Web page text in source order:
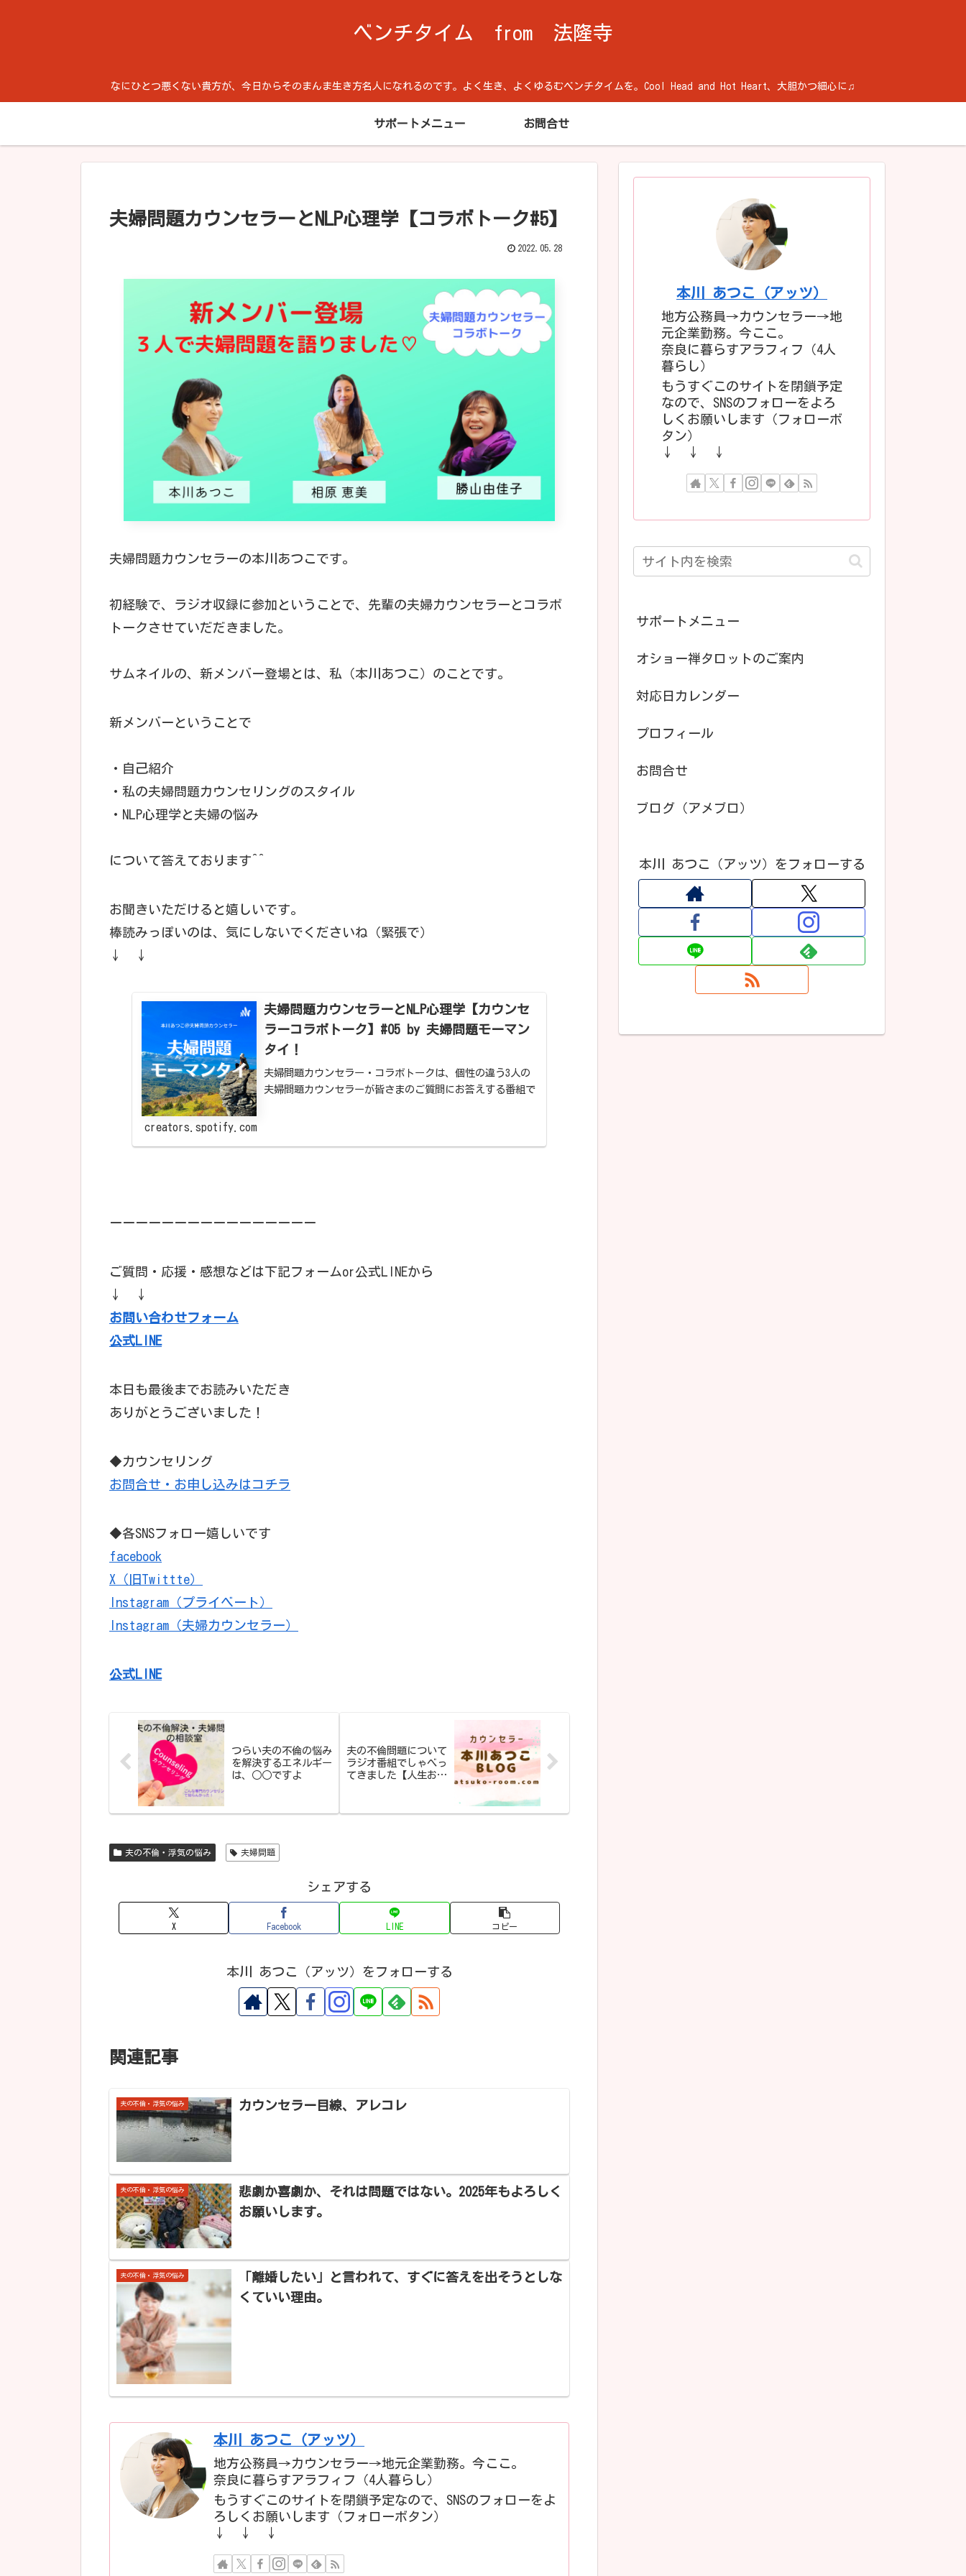
ベンチタイム from 法隆寺
なにひとつ悪くない貴方が、今日からそのまんま生き方名人になれるのです。よく生き、よくゆるむベンチタイムを。Cool Head and Hot Heart、大胆かつ細心に♫
サポートメニュー お問合せ
夫婦問題カウンセラーとNLP心理学【コラボトーク#5】
2022.05.28
夫婦問題カウンセラーの本川あつこです。
初経験で、ラジオ収録に参加ということで、先輩の夫婦カウンセラーとコラボ
トークさせていだだきました。
サムネイルの、新メンバー登場とは、私（本川あつこ）のことです。
新メンバーということで
・自己紹介
・私の夫婦問題カウンセリングのスタイル
・NLP心理学と夫婦の悩み
について答えております^^
お聞きいただけると嬉しいです。
棒読みっぽいのは、気にしないでくださいね（緊張で）
↓ ↓
夫婦問題カウンセラーとNLP心理学【カウンセ
ラーコラボトーク】#05 by 夫婦問題モーマン
タイ！
夫婦問題カウンセラー・コラボトークは、個性の違う3人の
夫婦問題カウンセラーが皆さまのご質問にお答えする番組で
creators.spotify.com
ーーーーーーーーーーーーーーーー
ご質問・応援・感想などは下記フォームor公式LINEから
↓ ↓
お問い合わせフォーム
公式LINE
本日も最後までお読みいただき
ありがとうございました！
◆カウンセリング
お問合せ・お申し込みはコチラ
◆各SNSフォロー嬉しいです
facebook
X（旧Twittte）
Instagram（プライベート）
Instagram（夫婦カウンセラー）
公式LINE
つらい夫の不倫の悩み
を解決するエネルギー
は、○○ですよ
夫の不倫問題について
ラジオ番組でしゃべっ
てきました【人生お
夫の不倫・浮気の悩み 夫婦問題
シェアする
X Facebook LINE コピー
本川 あつこ（アッツ）をフォローする
関連記事
夫の不倫・浮気の悩み カウンセラー目線、アレコレ
夫の不倫・浮気の悩み
悲劇か喜劇か、それは問題ではない。2025年もよろしく
お願いします。
夫の不倫・浮気の悩み
「離婚したい」と言われて、すぐに答えを出そうとしな
くていい理由。
本川 あつこ（アッツ）
地方公務員→カウンセラー→地元企業勤務。今ここ。
奈良に暮らすアラフィフ（4人暮らし）
もうすぐこのサイトを閉鎖予定なので、SNSのフォローをよ
ろしくお願いします（フォローボタン）
↓ ↓ ↓
本川 あつこ（アッツ）
地方公務員→カウンセラー→地
元企業勤務。今ここ。
奈良に暮らすアラフィフ（4人
暮らし）
もうすぐこのサイトを閉鎖予定
なので、SNSのフォローをよろ
しくお願いします（フォローボ
タン）
↓ ↓ ↓
サポートメニュー
オショー禅タロットのご案内
対応日カレンダー
プロフィール
お問合せ
ブログ（アメブロ）
本川 あつこ（アッツ）をフォローする